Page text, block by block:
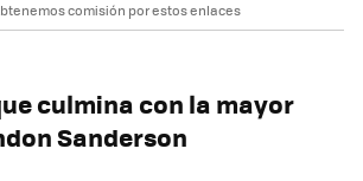
comisión por estos enlaces
culmina con la mayor
Sanderson